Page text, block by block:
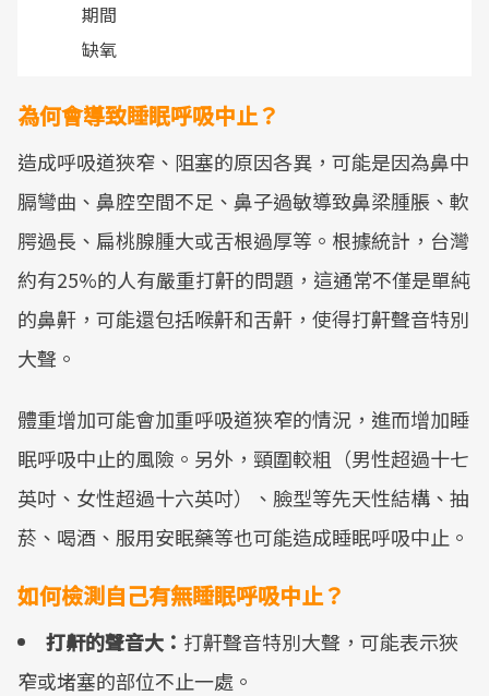
期間
缺氧
為何會導致睡眠呼吸中止？
造成呼吸道狹窄、阻塞的原因各異，可能是因為鼻中
膈彎曲、鼻腔空間不足、鼻子過敏導致鼻梁腫脹、軟
腭過長、扁桃腺腫大或舌根過厚等。根據統計，台灣
約有25%的人有嚴重打鼾的問題，這通常不僅是單純
的鼻鼾，可能還包括喉鼾和舌鼾，使得打鼾聲音特別
大聲。
體重增加可能會加重呼吸道狹窄的情況，進而增加睡
眠呼吸中止的風險。另外，頸圍較粗（男性超過十七
英吋、女性超過十六英吋）、臉型等先天性結構、抽
菸、喝酒、服用安眠藥等也可能造成睡眠呼吸中止。
如何檢測自己有無睡眠呼吸中止？
打鼾的聲音大： 打鼾聲音特別大聲，可能表示狹
窄或堵塞的部位不止一處。